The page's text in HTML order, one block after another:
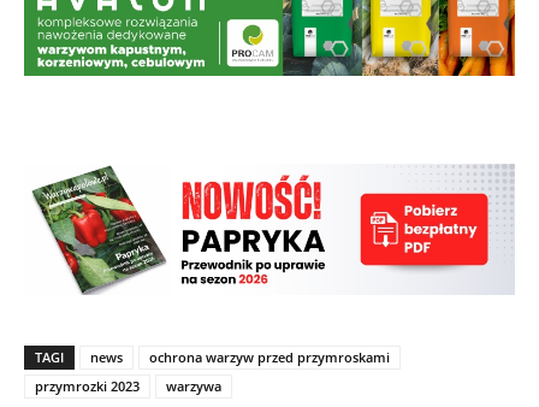
TAGI news
ochrona warzyw przed przymroskami
przymrozki 2023
warzywa